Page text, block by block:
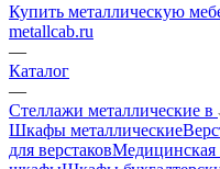
Купить металлическую
metallcab.ru
—
Каталог
—
Стеллажи металлические в
Шкафы металлические
для верстаковМедицинская